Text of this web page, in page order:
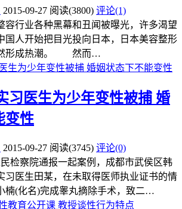
2015-09-27 阅读(3800) 评论(1)
容行业各种黑幕和丑闻被曝光，许多渴望
国人开始把目光投向日本，日本美容整形
然形成热潮。 然而…
习医生为少年变性被捕 婚
变性
2015-09-27 阅读(3745) 评论(0)
检察院通报一起案例，成都市武侯区韩
习医生田某，在未取得医师执业证书的情
楠(化名)完成睾丸摘除手术，致二…